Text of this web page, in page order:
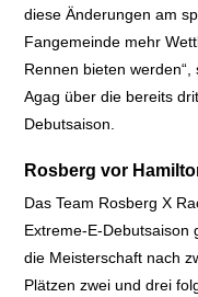
diese Änderungen am
Fangemeinde mehr
Rennen bieten
Agag über die bereits
Debutsaison.
Rosberg vor
Das Team Rosberg X
Extreme-E-Debutsaison
die Meisterschaft nach
Plätzen zwei und drei